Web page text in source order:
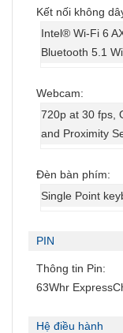
Kết nối không
Intel® Wi-Fi 6
Bluetooth 5.1
Webcam:
720p at 30 fps,
and Proximity
Đèn bàn phím:
Single Point
PIN
Thông tin Pin:
63Whr
Hệ điều hành